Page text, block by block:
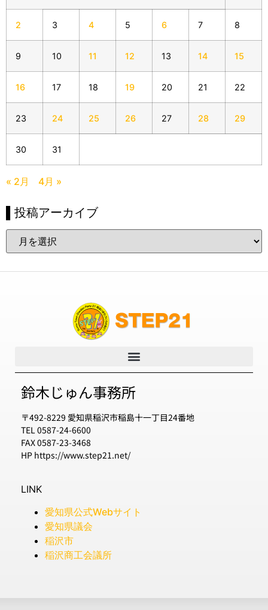
2 3 4 5 6 7 8
9 10 11 12 13 14 15
16 17 18 19 20 21 22
23 24 25 26 27 28 29
30 31
« 2月 4月 »
▌投稿アーカイブ
鈴木じゅん事務所
〒492-8229 愛知県稲沢市稲島十一丁目24番地
TEL 0587-24-6600
FAX 0587-23-3468
HP https://www.step21.net/
LINK
愛知県公式Webサイト
愛知県議会
稲沢市
稲沢商工会議所